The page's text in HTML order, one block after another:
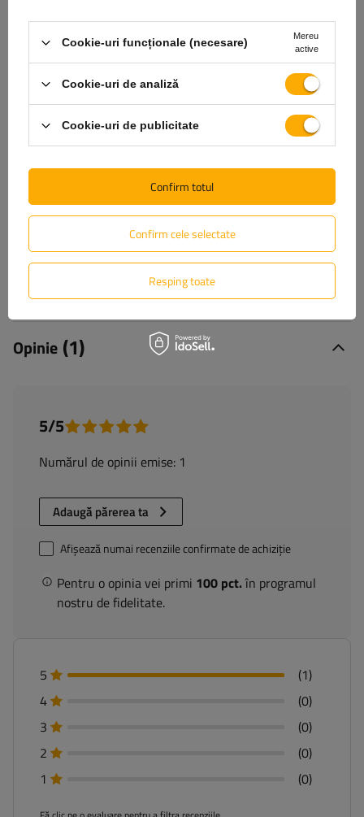
noastre? Contactaţi-ne! Specialiștii Unitrailer vor fi bucuroși
să vă ofere orice informații.
unitrailer@unitrailer.ro
Specificație
Livrare
Pune o întrebare
Opinie (1)
5/5
Numărul de opinii emise: 1
Adaugă părerea ta
Pentru o opinia vei primi 100 pct.în programul
nostru de fidelitate.
Afișează numai recenziile confirmate de achiziție
5
(1)
4
(0)
3
(0)
2
(0)
1
(0)
Cookie-uri funcționale (necesare)
Mereu
active
Cookie-uri de analiză
Cookie-uri de publicitate
Confirm cele selectate
Resping toate
Confirm totul